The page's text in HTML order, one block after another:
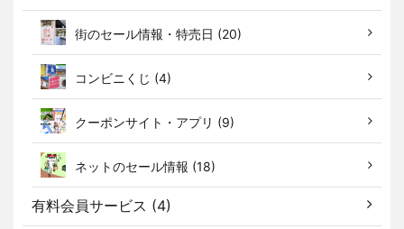
街のセール情報・特売日 (20)
コンビニくじ (4)
クーポンサイト・アプリ (9)
ネットのセール情報 (18)
有料会員サービス (4)